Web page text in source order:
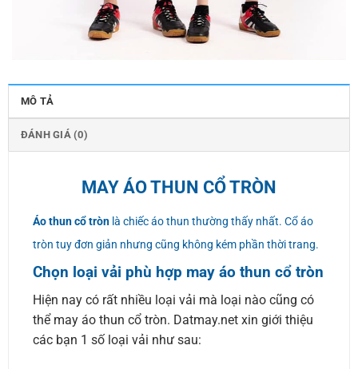
MÔ TẢ
ĐÁNH GIÁ (0)
MAY ÁO THUN CỔ TRÒN
Áo thun cổ trònlà chiếc áo thun thường thấy nhất. Cổ áo
tròn tuy đơn giản nhưng cũng không kém phần thời trang.
Chọn loại vải phù hợp may áo thun cổ tròn
Hiện nay có rất nhiều loại vải mà loại nào cũng có
thể may áo thun cổ tròn. Datmay.net xin giới thiệu
các bạn 1 số loại vải như sau: